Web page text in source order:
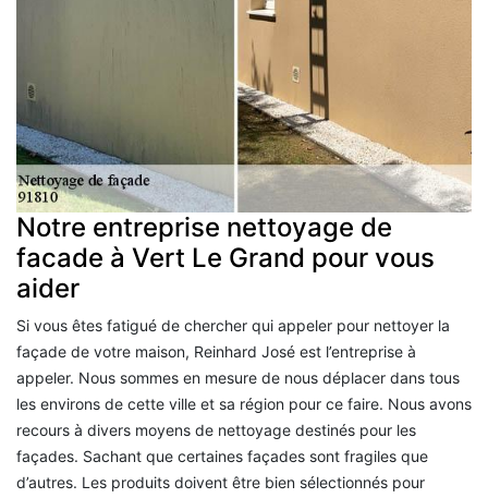
Notre entreprise nettoyage de
facade à Vert Le Grand pour vous
aider
Si vous êtes fatigué de chercher qui appeler pour nettoyer la
façade de votre maison, Reinhard José est l’entreprise à
appeler. Nous sommes en mesure de nous déplacer dans tous
les environs de cette ville et sa région pour ce faire. Nous avons
recours à divers moyens de nettoyage destinés pour les
façades. Sachant que certaines façades sont fragiles que
d’autres. Les produits doivent être bien sélectionnés pour